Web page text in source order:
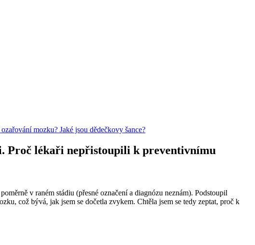
mozku? Jaké jsou dědečkovy šance?
Proč lékaři nepřistoupili k preventivnímu
v raném stádiu (přesné označení a diagnózu neznám). Podstoupil
což bývá, jak jsem se dočetla zvykem. Chtěla jsem se tedy zeptat, proč k